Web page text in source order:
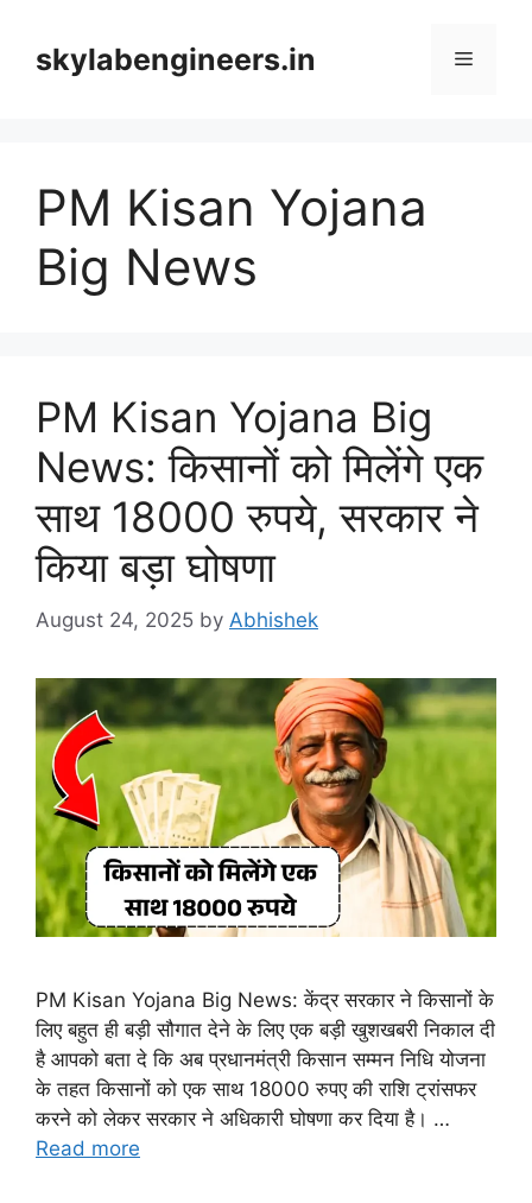
contentskylabengineers.in Menu
PM Kisan Yojana
Big News
PM Kisan Yojana Big
News: किसानों को मिलेंगे एक
साथ 18000 रुपये, सरकार ने
किया बड़ा घोषणा
August 24, 2025 by Abhishek
PM Kisan Yojana Big News: केंद्र सरकार ने किसानों के
लिए बहुत ही बड़ी सौगात देने के लिए एक बड़ी खुशखबरी निकाल दी
है आपको बता दे कि अब प्रधानमंत्री किसान सम्मन निधि योजना
के तहत किसानों को एक साथ 18000 रुपए की राशि ट्रांसफर
करने को लेकर सरकार ने अधिकारी घोषणा कर दिया है। …
Read more